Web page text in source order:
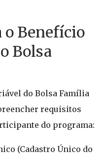
o Benefício
Bolsa
do Bolsa Família
requisitos
do programa:
(Cadastro Único do